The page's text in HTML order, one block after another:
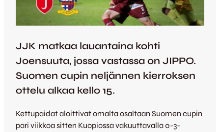
JJK matkaa lauantaina kohti
Joensuuta, jossa vastassa on JIPPO.
Suomen cupin neljännen kierroksen
ottelu alkaa kello 15.
Kettupaidat aloittivat omalta osaltaan Suomen cupin
pari viikkoa sitten Kuopiossa vakuuttavalla 0-3-